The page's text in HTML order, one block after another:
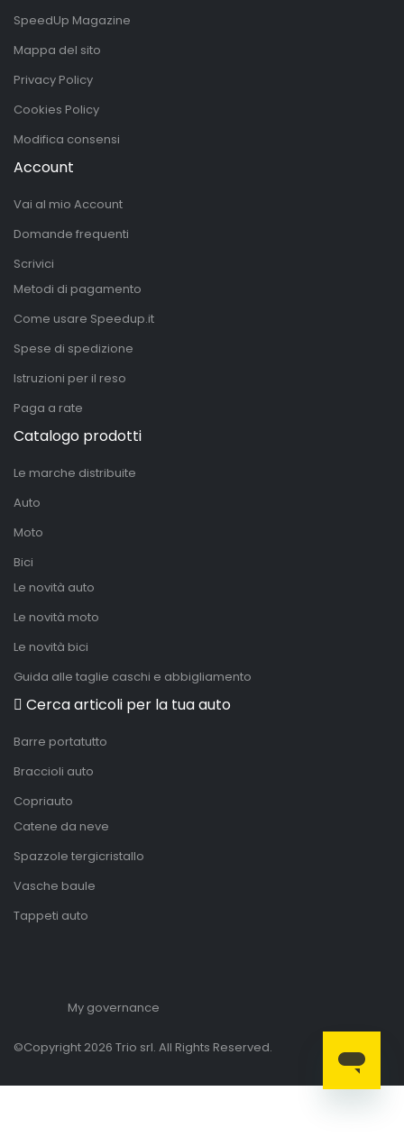
SpeedUp Magazine
Mappa del sito
Privacy Policy
Cookies Policy
Modifica consensi
Account
Vai al mio Account
Domande frequenti
Scrivici
Metodi di pagamento
Come usare Speedup.it
Spese di spedizione
Istruzioni per il reso
Paga a rate
Catalogo prodotti
Le marche distribuite
Auto
Moto
Bici
Le novità auto
Le novità moto
Le novità bici
Guida alle taglie caschi e abbigliamento
Cerca articoli per la tua auto
Barre portatutto
Braccioli auto
Copriauto
Catene da neve
Spazzole tergicristallo
Vasche baule
Tappeti auto
My governance
©Copyright 2026 Trio srl. All Rights Reserved.